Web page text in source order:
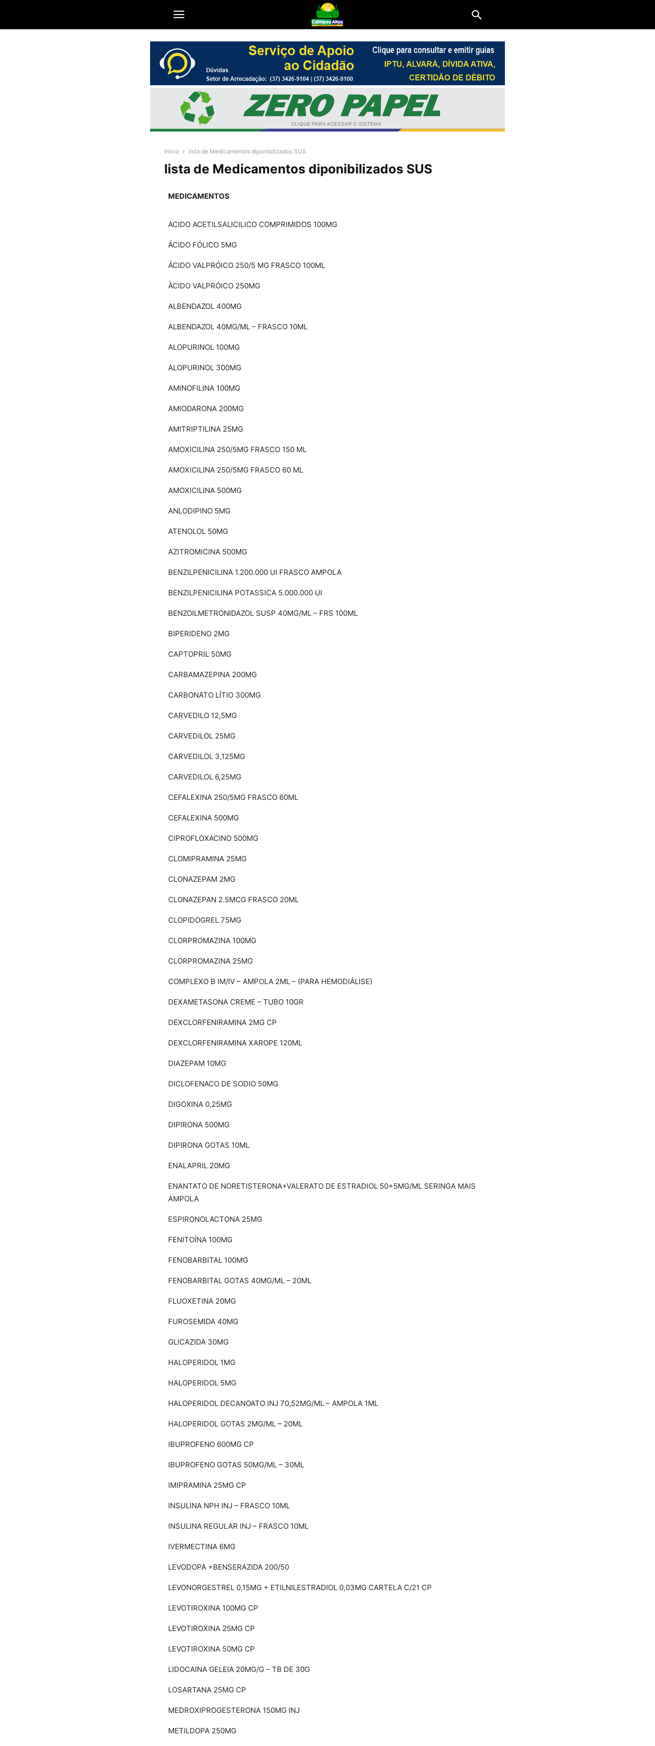
Início lista de Medicamentos diponibilizados SUS
lista de Medicamentos diponibilizados SUS
MEDICAMENTOS
ACIDO ACETILSALICILICO COMPRIMIDOS 100MG
ÁCIDO FÓLICO 5MG
ÁCIDO VALPRÓICO 250/5 MG FRASCO 100ML
ÀCIDO VALPRÓICO 250MG
ALBENDAZOL 400MG
ALBENDAZOL 40MG/ML – FRASCO 10ML
ALOPURINOL 100MG
ALOPURINOL 300MG
AMINOFILINA 100MG
AMIODARONA 200MG
AMITRIPTILINA 25MG
AMOXICILINA 250/5MG FRASCO 150 ML
AMOXICILINA 250/5MG FRASCO 60 ML
AMOXICILINA 500MG
ANLODIPINO 5MG
ATENOLOL 50MG
AZITROMICINA 500MG
BENZILPENICILINA 1.200.000 UI FRASCO AMPOLA
BENZILPENICILINA POTASSICA 5.000.000 UI
BENZOILMETRONIDAZOL SUSP 40MG/ML – FRS 100ML
BIPERIDENO 2MG
CAPTOPRIL 50MG
CARBAMAZEPINA 200MG
CARBONATO LÍTIO 300MG
CARVEDILO 12,5MG
CARVEDILOL 25MG
CARVEDILOL 3,125MG
CARVEDILOL 6,25MG
CEFALEXINA 250/5MG FRASCO 60ML
CEFALEXINA 500MG
CIPROFLOXACINO 500MG
CLOMIPRAMINA 25MG
CLONAZEPAM 2MG
CLONAZEPAN 2.5MCG FRASCO 20ML
CLOPIDOGREL 75MG
CLORPROMAZINA 100MG
CLORPROMAZINA 25MG
COMPLEXO B IM/IV – AMPOLA 2ML – (PARA HEMODIÁLISE)
DEXAMETASONA CREME – TUBO 10GR
DEXCLORFENIRAMINA 2MG CP
DEXCLORFENIRAMINA XAROPE 120ML
DIAZEPAM 10MG
DICLOFENACO DE SODIO 50MG
DIGOXINA 0,25MG
DIPIRONA 500MG
DIPIRONA GOTAS 10ML
ENALAPRIL 20MG
ENANTATO DE NORETISTERONA+VALERATO DE ESTRADIOL 50+5MG/ML SERINGA MAIS
AMPOLA
ESPIRONOLACTONA 25MG
FENITOÍNA 100MG
FENOBARBITAL 100MG
FENOBARBITAL GOTAS 40MG/ML – 20ML
FLUOXETINA 20MG
FUROSEMIDA 40MG
GLICAZIDA 30MG
HALOPERIDOL 1MG
HALOPERIDOL 5MG
HALOPERIDOL DECANOATO INJ 70,52MG/ML – AMPOLA 1ML
HALOPERIDOL GOTAS 2MG/ML – 20ML
IBUPROFENO 600MG CP
IBUPROFENO GOTAS 50MG/ML – 30ML
IMIPRAMINA 25MG CP
INSULINA NPH INJ – FRASCO 10ML
INSULINA REGULAR INJ – FRASCO 10ML
IVERMECTINA 6MG
LEVODOPA +BENSERAZIDA 200/50
LEVONORGESTREL 0,15MG + ETILNILESTRADIOL 0,03MG CARTELA C/21 CP
LEVOTIROXINA 100MG CP
LEVOTIROXINA 25MG CP
LEVOTIROXINA 50MG CP
LIDOCAINA GELEIA 20MG/G – TB DE 30G
LOSARTANA 25MG CP
MEDROXIPROGESTERONA 150MG INJ
METILDOPA 250MG